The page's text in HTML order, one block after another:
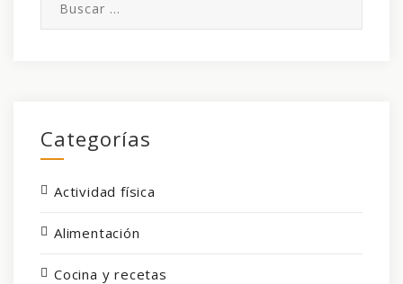
Categorías
Actividad física
Alimentación
Cocina y recetas